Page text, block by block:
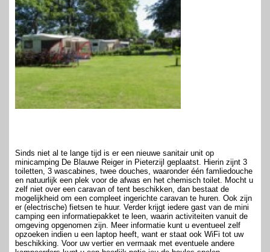
Sinds niet al te lange tijd is er een nieuwe sanitair unit op
minicamping De Blauwe Reiger in Pieterzijl geplaatst. Hierin zijnt 3
toiletten, 3 wascabines, twee douches, waaronder één famliedouche
en natuurlijk een plek voor de afwas en het chemisch toilet. Mocht u
zelf niet over een caravan of tent beschikken, dan bestaat de
mogelijkheid om een compleet ingerichte caravan te huren. Ook zijn
er (electrische) fietsen te huur. Verder krijgt iedere gast van de mini
camping een informatiepakket te leen, waarin activiteiten vanuit de
omgeving opgenomen zijn. Meer informatie kunt u eventueel zelf
opzoeken indien u een laptop heeft, want er staat ook WiFi tot uw
beschikking. Voor uw vertier en vermaak met eventuele andere